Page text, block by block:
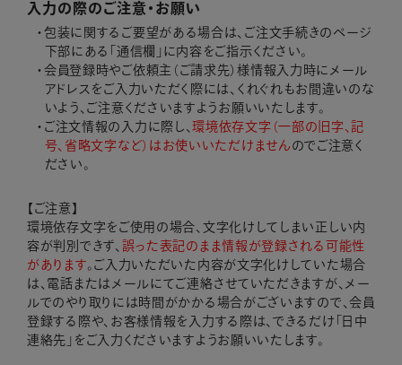
入力の際のご注意・お願い
包装に関するご要望がある場合は、ご注文手続きのページ
下部にある「通信欄」に内容をご指示ください。
会員登録時やご依頼主（ご請求先）様情報入力時にメール
アドレスをご入力いただく際には、くれぐれもお間違いのな
いよう、ご注意くださいますようお願いいたします。
ご注文情報の入力に際し、環境依存文字（一部の旧字、記
号、省略文字など）はお使いいただけません のでご注意く
ださい。
【ご注意】
環境依存文字をご使用の場合、文字化けしてしまい正しい内
容が判別できず、 誤った表記のまま情報が登録される可能性
があります。ご入力いただいた内容が文字化けしていた場合
は、電話またはメールにてご連絡させていただきますが、メー
ルでのやり取りには時間がかかる場合がございますので、会員
登録する際や、お客様情報を入力する際は、できるだけ「日中
連絡先」をご入力くださいますようお願いいたします。